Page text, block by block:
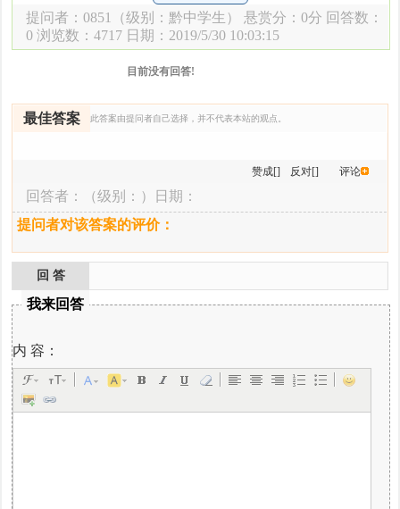
提问者：0851
（级别：黔中学生） 悬赏分：0分 回答数：
0 浏览数：4717 日期：2019/5/30 10:03:15
目前没有回答!
最佳答案 此答案由提问者自己选择，并不代表本站的观点。
赞成[] 反对[] 评论
回答者：
（级别：）日期：
提问者对该答案的评价：
回 答
我来回答
内 容：